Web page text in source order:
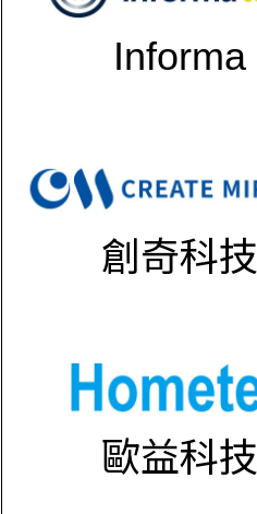
Informa
創奇科技
歐益科技